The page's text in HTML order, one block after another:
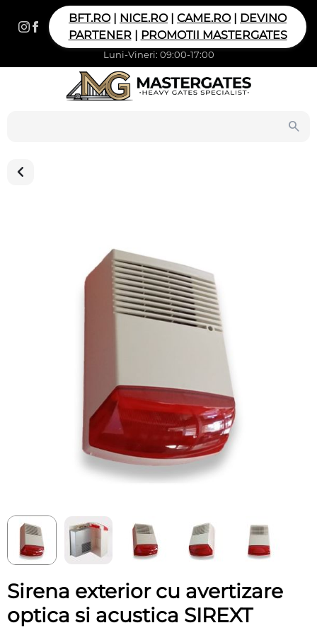
BFT.RO| NICE.RO| CAME.RO| DEVINO
PARTENER| PROMOTII MASTERGATES
Luni-Vineri: 09:00-17:00
Sirena exterior cu avertizare
optica si acustica SIREXT